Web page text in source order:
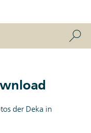
der Deka in